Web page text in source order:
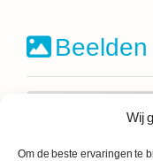
Wij
Om de beste ervaringen te
Beelden